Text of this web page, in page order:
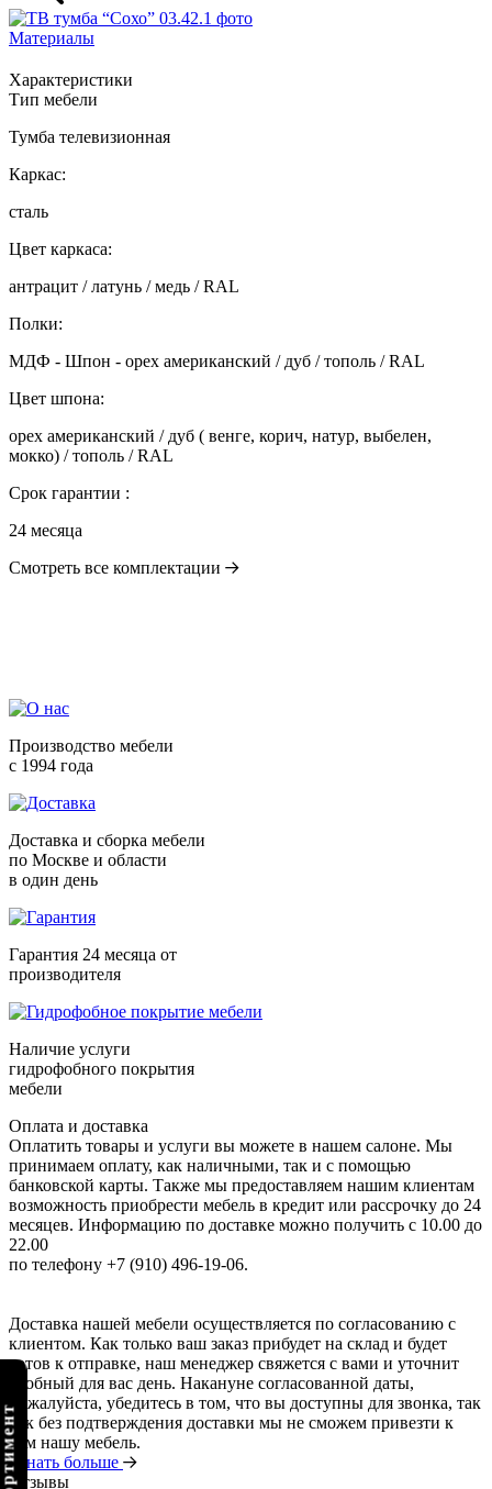
Материалы
Характеристики
Тип мебели
Тумба телевизионная
Каркас:
сталь
Цвет каркаса:
антрацит / латунь / медь / RAL
Полки:
МДФ - Шпон - орех американский / дуб / тополь / RAL
Цвет шпона:
орех американский / дуб ( венге, корич, натур, выбелен,
мокко) / тополь / RAL
Срок гарантии :
24 месяца
Смотреть все комплектации
Производство мебели
с 1994 года
Доставка и сборка мебели
по Москве и области
в один день
Гарантия 24 месяца от
производителя
Наличие услуги
гидрофобного покрытия
мебели
Оплата и доставка
Оплатить товары и услуги вы можете в нашем салоне. Мы
принимаем оплату, как наличными, так и с помощью
банковской карты. Также мы предоставляем нашим клиентам
возможность приобрести мебель в кредит или рассрочку до 24
месяцев. Информацию по доставке можно получить с 10.00 до
22.00
по телефону +7 (910) 496-19-06.
Доставка нашей мебели осуществляется по согласованию с
клиентом. Как только ваш заказ прибудет на склад и будет
готов к отправке, наш менеджер свяжется с вами и уточнит
удобный для вас день. Накануне согласованной даты,
пожалуйста, убедитесь в том, что вы доступны для звонка, так
как без подтверждения доставки мы не сможем привезти к
вам нашу мебель.
Узнать больше
Отзывы